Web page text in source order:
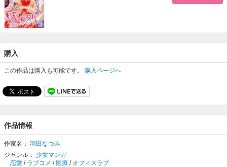
購入
この作品は購入も可能です。 購入ページへ
作品情報
作家名： 羽田なつみ
ジャンル： 少女マンガ
恋愛 / ラブコメ /医療 / オフィスラブ